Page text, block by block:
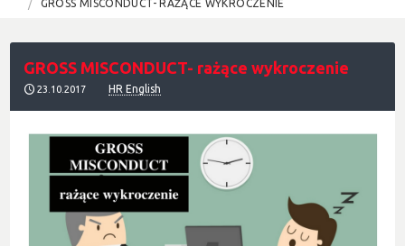
GROSS MISCONDUCT- RAŻĄCE WYKROCZENIE
GROSS MISCONDUCT- rażące wykroczenie
23.10.2017 HR English